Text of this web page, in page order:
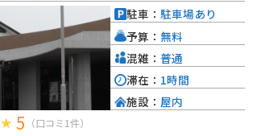
- 地元の味が楽しめるレストラン - 霧島連山の絶景ス
場などのレジャー施設も充実
5 （口コミ1件）
駐車： 駐車場あり
予算： 無料
混雑： 普通
滞在： 1時間
施設： 屋内